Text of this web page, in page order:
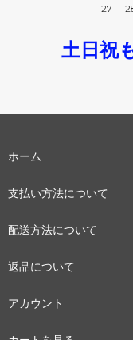
27
土日祝
ホーム
支払い方法について
配送方法について
返品について
アカウント